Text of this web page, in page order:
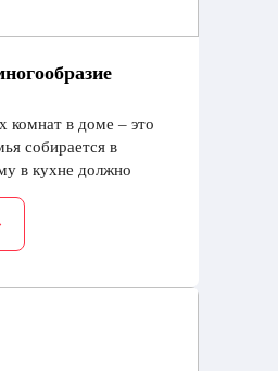
комнат в доме – это
собирается в
в кухне должно
и к оформлению